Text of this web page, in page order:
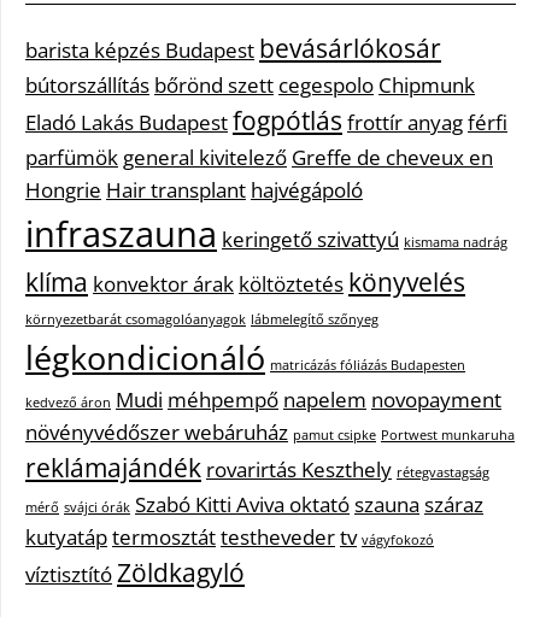
barista képzés Budapest bevásárlókosár
bútorszállítás bőrönd szett cegespolo Chipmunk
Eladó Lakás Budapestfogpótlás frottír anyagférfi
parfümök general kivitelező Greffe de cheveux en
Hongrie Hair transplant hajvégápoló
infraszauna keringető szivattyú kismama nadrág
klíma konvektor árak költöztetés könyvelés
környezetbarát csomagolóanyagok lábmelegítő szőnyeg
légkondicionáló matricázás fóliázás Budapesten
kedvező áron Mudi méhpempő napelem novopayment
növényvédőszer webáruház pamut csipke Portwest munkaruha
reklámajándék rovarirtás Keszthely rétegvastagság
mérő svájci órák Szabó Kitti Aviva oktatószauna száraz
kutyatáptermosztáttesthevedertv vágyfokozó
víztisztítóZöldkagyló